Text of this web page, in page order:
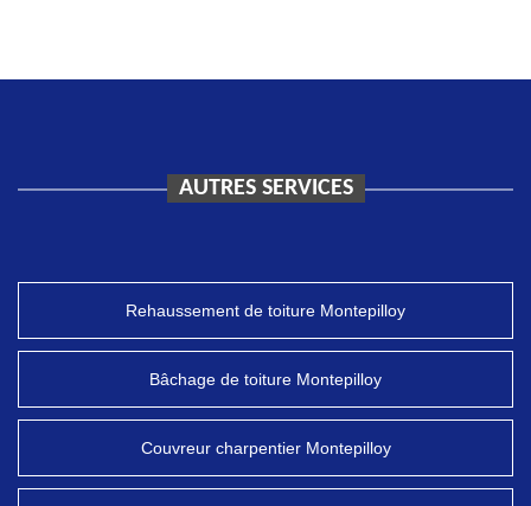
AUTRES SERVICES
Rehaussement de toiture Montepilloy
Bâchage de toiture Montepilloy
Couvreur charpentier Montepilloy